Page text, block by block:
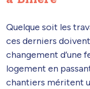
Quelque soit les
ces derniers
changement d’une
logement en
chantiers méritent